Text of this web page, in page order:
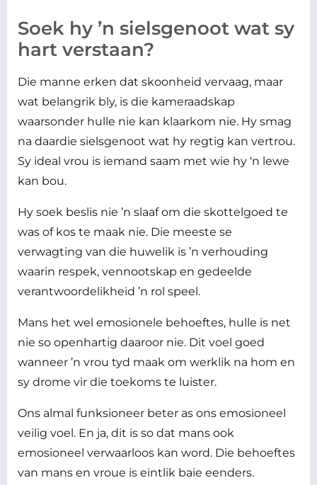
Soek hy ’n sielsgenoot wat sy
hart verstaan?
Die manne erken dat skoonheid vervaag, maar
wat belangrik bly, is die kameraadskap
waarsonder hulle nie kan klaarkom nie. Hy smag
na daardie sielsgenoot wat hy regtig kan vertrou.
Sy ideal vrou is iemand saam met wie hy ‘n lewe
kan bou.
Hy soek beslis nie ’n slaaf om die skottelgoed te
was of kos te maak nie. Die meeste se
verwagting van die huwelik is ’n verhouding
waarin respek, vennootskap en gedeelde
verantwoordelikheid ’n rol speel.
Mans het wel emosionele behoeftes, hulle is net
nie so openhartig daaroor nie. Dit voel goed
wanneer ’n vrou tyd maak om werklik na hom en
sy drome vir die toekoms te luister.
Ons almal funksioneer beter as ons emosioneel
veilig voel. En ja, dit is so dat mans ook
emosioneel verwaarloos kan word. Die behoeftes
van mans en vroue is eintlik baie eenders.